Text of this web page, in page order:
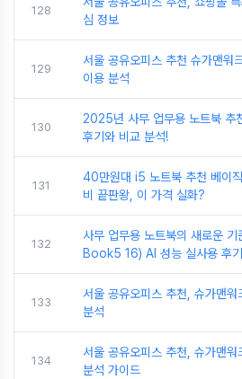
128
심 정보
129
서울 공유오피스 추천 슈가맨워
이용 분석
130
2025년 사무 업무용 노트북
후기와 비교 분석!
131
40만원대 i5 노트북 추천 베이
비 끝판왕, 이 가격 실화?
132
사무 업무용 노트북의 새로운
Book5 16) AI 성능 실사용 후
133
서울 공유오피스 추천, 슈가맨
분석
134
서울 공유오피스 추천, 슈가맨워
분석 가이드